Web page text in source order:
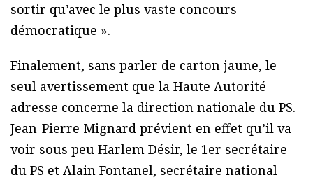
sortir qu’avec le plus vaste concours
démocratique ».
Finalement, sans parler de carton jaune, le
seul avertissement que la Haute Autorité
adresse concerne la direction nationale du PS.
Jean-Pierre Mignard prévient en effet qu’il va
voir sous peu Harlem Désir, le 1er secrétaire
du PS et Alain Fontanel, secrétaire national